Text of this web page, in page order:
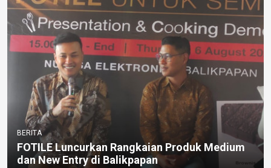
BERITA
FOTILE Luncurkan Rangkaian Produk Medium
dan New Entry di Balikpapan